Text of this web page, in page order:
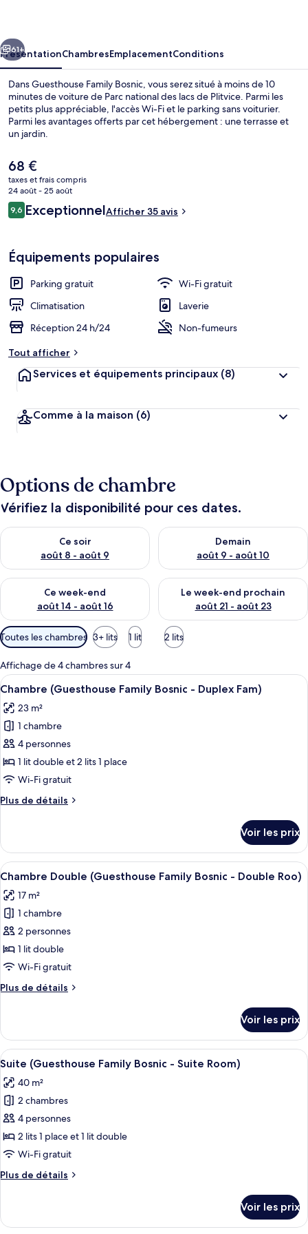
Suivant
61+
PrésentationChambresEmplacementConditions
Dans Guesthouse Family Bosnic, vous serez situé à moins de 10
minutes de voiture de Parc national des lacs de Plitvice. Parmi les
petits plus appréciable, l'accès Wi-Fi et le parking sans voiturier.
Parmi les avantages offerts par cet hébergement : une terrasse et
un jardin.
Le
prix
actuel
est
de
68 €
taxes et frais compris
24 août - 25 août
Avis
voyageurs
9,69,6 sur 10
ExceptionnelAfficher 35 avis
Équipements populaires
Parking gratuit
Wi-Fi gratuit
Climatisation
Laverie
Réception 24 h/24
Non-fumeurs
Tout afficher
Services et équipements principaux (8)
Comme à la maison (6)
Options de chambre
Vérifiez la disponibilité pour ces dates.
Ce soir
août 8 - août 9
Vérifier la disponibilité pour ce soir août 8 - août 9
Demain
août 9 - août 10
Vérifier la disponibilité pour
Ce week-end
août 14 - août 16
Vérifier la disponibilité pour ce week-end août 14 - août 16
Le week-end prochain
août 21 - août 23
Vérifier la disponibilité pour
Filtres
disponibles
pour
les
chambres
Toutes les chambres 3+ lits 1 lit 2 lits
Affichage de 4 chambres sur 4
Afficher
toutes
les
photos
pour
ce
type
chambre :
Family
Bosnic
-
Duplex
Fam)
Un balcon avec une porte-fenêtre
15
Chambre (Guesthouse Family Bosnic - Duplex Fam)
23 m²
1 chambre
4 personnes
1 lit double et 2 lits 1 place
Wi-Fi gratuit
Plus de détails
Plus
le
type
de
Chambre
(Guesthouse
Family
Bosnic
-
Duplex
Fam)
Voir les prix
Afficher
toutes
les
photos
pour
ce
type
chambre :
(Guesthouse
Family
Bosnic
-
Double
Roo)
Une maison à deux étages, avec
18
Chambre Double (Guesthouse Family Bosnic - Double Roo)
17 m²
1 chambre
2 personnes
1 lit double
Wi-Fi gratuit
Plus de détails
Plus
le
type
de
chambre
Chambre
Double
(Guesthouse
Family
Bosnic
Double
Roo)
Voir les prix
Afficher
toutes
les
photos
pour
ce
type
chambre :
Family
Un espace extérieur aménagé avec
18
Suite (Guesthouse Family Bosnic - Suite Room)
40 m²
2 chambres
4 personnes
2 lits 1 place et 1 lit double
Wi-Fi gratuit
Plus de détails
Plus
le
Voir les prix